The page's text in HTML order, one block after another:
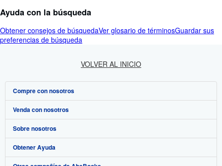
Ayuda con la búsqueda
Obtener consejos de búsquedaVer glosario de términosGuardar sus
preferencias de búsqueda
VOLVER AL INICIO
Compre con nosotros
Búsqueda avanzada
Colecciones
Mi cuenta
Venda con nosotros
Comenzar a vender
Únase a nuestro programa de afiliados
Sobre nosotros
Sobre IberLibro
Obtener Ayuda